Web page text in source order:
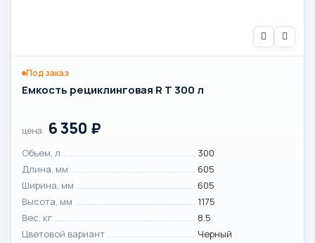
Под заказ
Емкость рециклинговая R T 300 л
цена 6 350 ₽
Объем, л
300
Длина, мм
605
Ширина, мм
605
Высота, мм
1175
Вес, кг
8.5
Цветовой вариант
Черный